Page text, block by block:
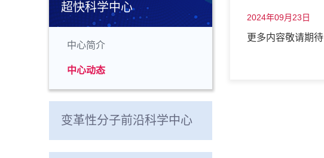
超快科学中心
中心简介
中心动态
变革性分子前沿科学中心
2024年09月23日
更多内容敬请期待